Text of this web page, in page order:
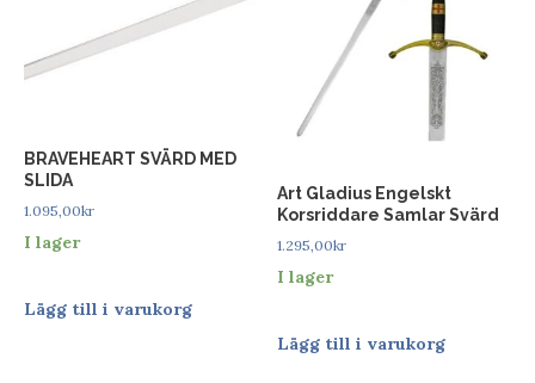
BRAVEHEART SVÄRD MED
SLIDA
1.095,00kr
I lager
Lägg till i varukorg
Art Gladius Engelskt
Korsriddare Samlar Svärd
1.295,00kr
I lager
Lägg till i varukorg